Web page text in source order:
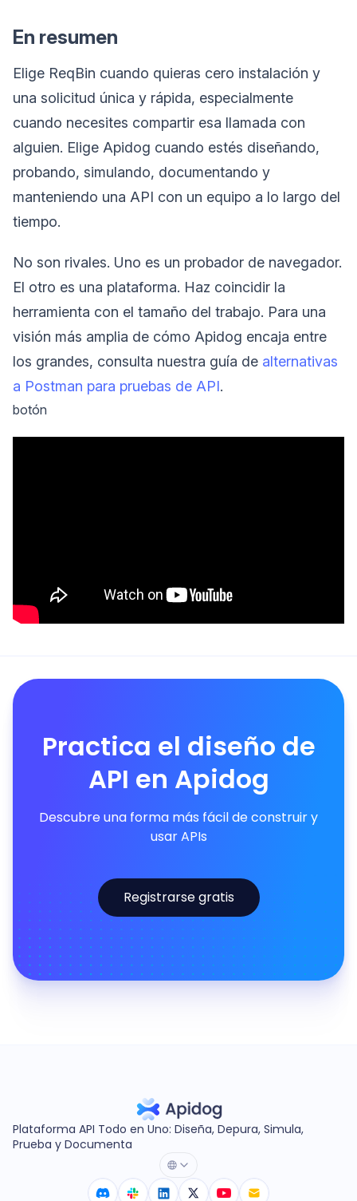
En resumen
Elige ReqBin cuando quieras cero instalación y
una solicitud única y rápida, especialmente
cuando necesites compartir esa llamada con
alguien. Elige Apidog cuando estés diseñando,
probando, simulando, documentando y
manteniendo una API con un equipo a lo largo del
tiempo.
No son rivales. Uno es un probador de navegador.
El otro es una plataforma. Haz coincidir la
herramienta con el tamaño del trabajo. Para una
visión más amplia de cómo Apidog encaja entre
los grandes, consulta nuestra guía de alternativas
a Postman para pruebas de API.
botón
Practica el diseño de
API en Apidog
Descubre una forma más fácil de construir y
usar APIs
Registrarse gratis
Plataforma API Todo en Uno: Diseña, Depura, Simula,
Prueba y Documenta